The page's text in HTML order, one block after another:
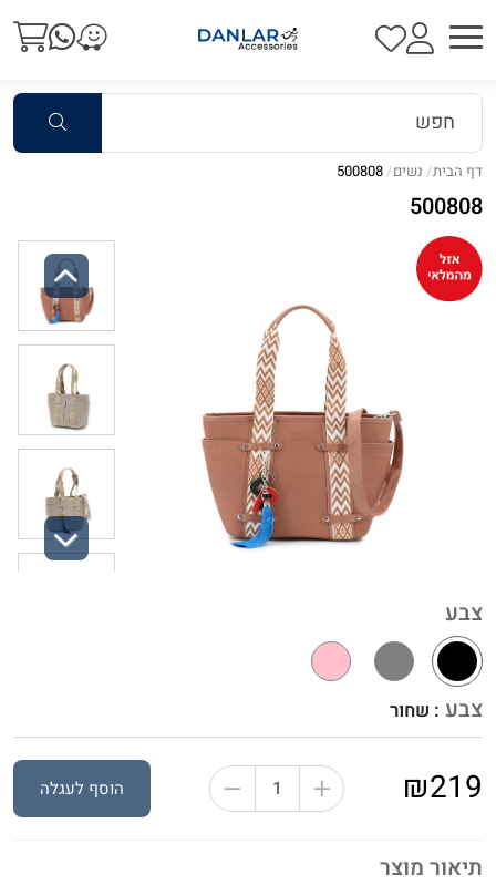
דף הבית נשים 500808
500808
תיאור מוצר
צבע
צבע : שחור
₪219 הוסף לעגלה
Previous
Next